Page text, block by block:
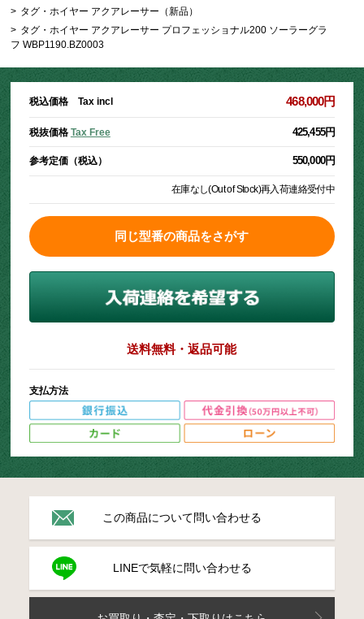
> タグ・ホイヤー アクアレーサー（新品）
> タグ・ホイヤー アクアレーサー プロフェッショナル200 ソーラーグラ
フ WBP1190.BZ0003
税込価格 Tax incl 468,000円
税抜価格 Tax Free 425,455円
参考定価（税込） 550,000円
在庫なし(Out of Stock)再入荷連絡受付中
同じ型番の商品をさがす
送料無料・返品可能
支払方法
この商品について問い合わせる
LINEで気軽に問い合わせる